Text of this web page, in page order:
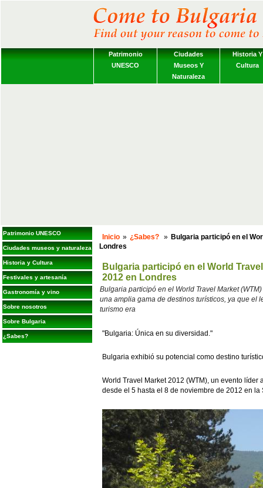
Patrimonio
UNESCO
Ciudades
Museos Y
Naturaleza
Historia Y
Cultura
Patrimonio UNESCO
Ciudades museos y naturaleza
Historia y Cultura
Festivales y artesanía
Gastronomía y vino
Sobre nosotros
Sobre Bulgaria
¿Sabes?
Inicio » ¿Sabes? » Bulgaria participó en el
Londres
Bulgaria participó en el World
2012 en Londres
Bulgaria participó en el World Travel Market
una amplia gama de destinos turísticos, ya que el
turismo era
"Bulgaria: Única en su diversidad."
Bulgaria exhibió su potencial como destino
World Travel Market 2012 (WTM), un evento
desde el 5 hasta el 8 de noviembre de 2012 en